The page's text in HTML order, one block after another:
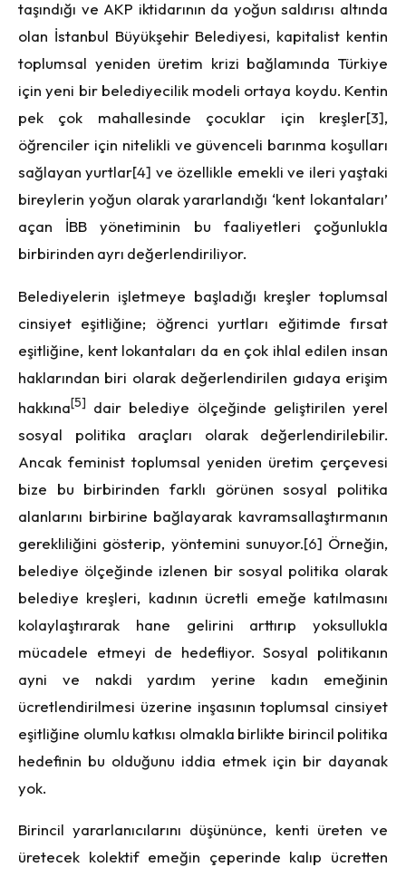
taşındığı ve AKP iktidarının da yoğun saldırısı altında
olan İstanbul Büyükşehir Belediyesi, kapitalist kentin
toplumsal yeniden üretim krizi bağlamında Türkiye
için yeni bir belediyecilik modeli ortaya koydu. Kentin
pek çok mahallesinde çocuklar için kreşler[3],
öğrenciler için nitelikli ve güvenceli barınma koşulları
sağlayan yurtlar[4] ve özellikle emekli ve ileri yaştaki
bireylerin yoğun olarak yararlandığı ‘kent lokantaları’
açan İBB yönetiminin bu faaliyetleri çoğunlukla
birbirinden ayrı değerlendiriliyor.
Belediyelerin işletmeye başladığı kreşler toplumsal
cinsiyet eşitliğine; öğrenci yurtları eğitimde fırsat
eşitliğine, kent lokantaları da en çok ihlal edilen insan
haklarından biri olarak değerlendirilen gıdaya erişim
hakkına[5] dair belediye ölçeğinde geliştirilen yerel
sosyal politika araçları olarak değerlendirilebilir.
Ancak feminist toplumsal yeniden üretim çerçevesi
bize bu birbirinden farklı görünen sosyal politika
alanlarını birbirine bağlayarak kavramsallaştırmanın
gerekliliğini gösterip, yöntemini sunuyor.[6] Örneğin,
belediye ölçeğinde izlenen bir sosyal politika olarak
belediye kreşleri, kadının ücretli emeğe katılmasını
kolaylaştırarak hane gelirini arttırıp yoksullukla
mücadele etmeyi de hedefliyor. Sosyal politikanın
ayni ve nakdi yardım yerine kadın emeğinin
ücretlendirilmesi üzerine inşasının toplumsal cinsiyet
eşitliğine olumlu katkısı olmakla birlikte birincil politika
hedefinin bu olduğunu iddia etmek için bir dayanak
yok.
Birincil yararlanıcılarını düşününce, kenti üreten ve
üretecek kolektif emeğin çeperinde kalıp ücretten